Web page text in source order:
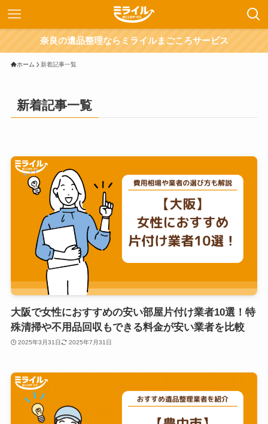
奈良の遺品整理ならミライルまごころサービス
ホーム 新着記事一覧
新着記事一覧
大阪で女性におすすめの安い部屋片付け業者10選！特
殊清掃や不用品回収もできる料金が安い業者を比較
2025年3月31日 2025年7月31日